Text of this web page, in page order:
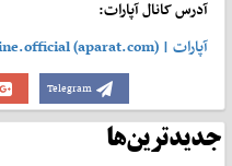
آدرس کانال آپارات:
آپارات | FilmMagazine.official (aparat.com)
Telegram
جدیدترین‌ها